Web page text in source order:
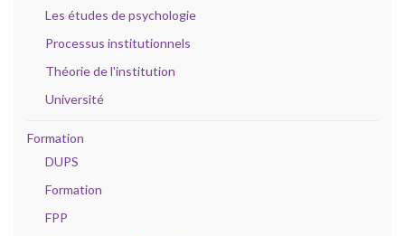
Les études de psychologie
Processus institutionnels
Théorie de l'institution
Université
Formation
DUPS
Formation
FPP